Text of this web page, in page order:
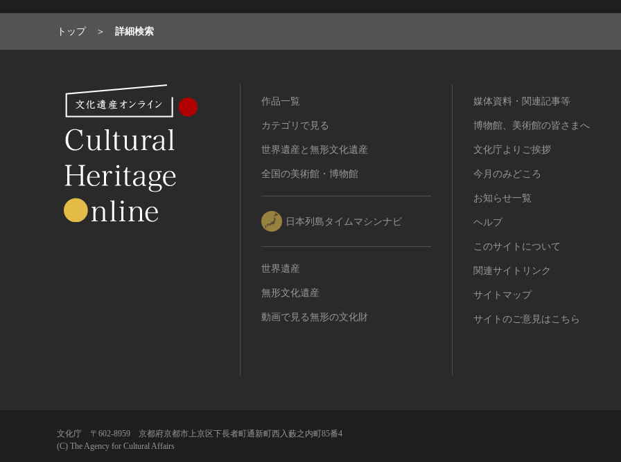
トップ 詳細検索
作品一覧
カテゴリで見る
世界遺産と無形文化遺産
全国の美術館・博物館
日本列島タイムマシンナビ
世界遺産
無形文化遺産
動画で見る無形の文化財
媒体資料・関連記事等
博物館、美術館の皆さまへ
文化庁よりご挨拶
今月のみどころ
お知らせ一覧
ヘルプ
このサイトについて
関連サイトリンク
サイトマップ
サイトのご意見はこちら
文化庁 〒602-8959 京都府京都市上京区下長者町通新町西入藪之内町85番4
(C) The Agency for Cultural Affairs